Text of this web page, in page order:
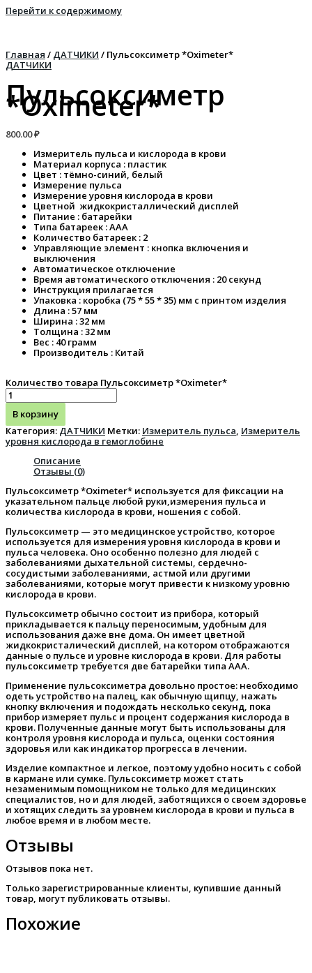
Перейти к содержимому
Главная / ДАТЧИКИ / Пульсоксиметр *Oximeter*
ДАТЧИКИ
Пульсоксиметр
*Oximeter*
800.00₽
Измеритель пульса и кислорода в крови
Материал корпуса : пластик
Цвет : тёмно-синий, белый
Измерение пульса
Измерение уровня кислорода в крови
Цветной жидкокристаллический дисплей
Питание : батарейки
Типа батареек : ААА
Количество батареек : 2
Управляющие элемент : кнопка включения и
выключения
Автоматическое отключение
Время автоматического отключения : 20 секунд
Инструкция прилагается
Упаковка : коробка (75 * 55 * 35) мм с принтом изделия
Длина : 57 мм
Ширина : 32 мм
Толщина : 32 мм
Вес : 40 грамм
Производитель : Китай
Количество товара Пульсоксиметр *Oximeter*
В корзину
Категория: ДАТЧИКИ Метки: Измеритель пульса Измеритель
уровня кислорода в гемоглобине
Описание
Отзывы (0)
Пульсоксиметр *Oximeter* используется для фиксации на
указательном пальце любой руки,измерения пульса и
количества кислорода в крови, ношения с собой.
Пульсоксиметр — это медицинское устройство, которое
используется для измерения уровня кислорода в крови и
пульса человека. Оно особенно полезно для людей с
заболеваниями дыхательной системы, сердечно-
сосудистыми заболеваниями, астмой или другими
заболеваниями, которые могут привести к низкому уровню
кислорода в крови.
Пульсоксиметр обычно состоит из прибора, который
прикладывается к пальцу переносимым, удобным для
использования даже вне дома. Он имеет цветной
жидкокристалический дисплей, на котором отображаются
данные о пульсе и уровне кислорода в крови. Для работы
пульсоксиметр требуется две батарейки типа ААА.
Применение пульсоксиметра довольно простое: необходимо
одеть устройство на палец, как обычную щипцу, нажать
кнопку включения и подождать несколько секунд, пока
прибор измеряет пульс и процент содержания кислорода в
крови. Полученные данные могут быть использованы для
контроля уровня кислорода и пульса, оценки состояния
здоровья или как индикатор прогресса в лечении.
Изделие компактное и легкое, поэтому удобно носить с собой
в кармане или сумке. Пульсоксиметр может стать
незаменимым помощником не только для медицинских
специалистов, но и для людей, заботящихся о своем здоровье
и хотящих следить за уровнем кислорода в крови и пульса в
любое время и в любом месте.
Отзывы
Отзывов пока нет.
Только зарегистрированные клиенты, купившие данный
товар, могут публиковать отзывы.
Похожие